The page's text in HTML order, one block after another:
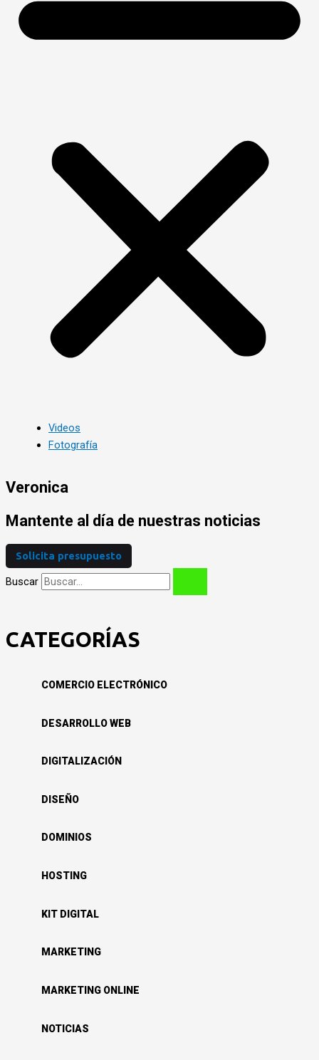
Videos
Fotografía
Veronica
Mantente al día de nuestras noticias
Solicita presupuesto
Buscar
CATEGORÍAS
COMERCIO ELECTRÓNICO
DESARROLLO WEB
DIGITALIZACIÓN
DISEÑO
DOMINIOS
HOSTING
KIT DIGITAL
MARKETING
MARKETING ONLINE
NOTICIAS